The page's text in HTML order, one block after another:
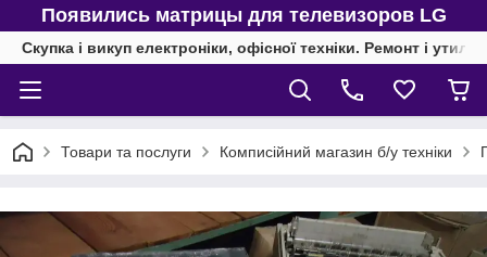
Появились матрицы для телевизоров LG
Скупка і викуп електроніки, офісної техніки. Ремонт і
Товари та послуги Комписійний магазин б/у техніки